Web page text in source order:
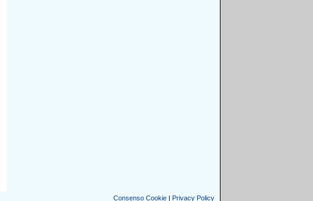
Consenso Cookie | Privacy Policy